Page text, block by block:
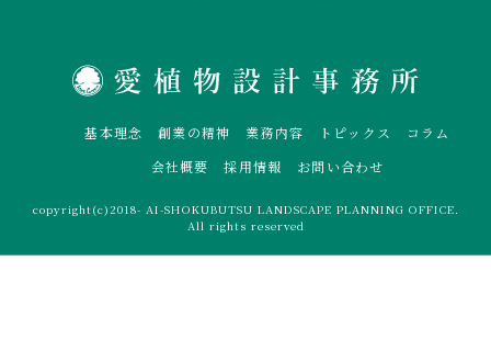
基本理念 創業の精神 業務内容 トピックス
コラム
会社概要
採用情報 お問い合わせ
copyright(c)2018- AI-SHOKUBUTSU LANDSCAPE PLANNING OFFICE.
All rights reserved